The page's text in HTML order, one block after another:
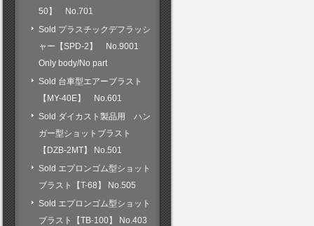
50】 No.701
Sold プラスチックデフラッシ
ャー【SPD-2】 No.9001
Only body/No part
Sold 台車型エアーブラスト
【MY-40E】 No.601
Sold ダイカスト製品用 ハン
ガー型ショットブラスト
【DZB-2MT】 No.501
Sold エプロンゴム型ショット
ブラスト【T-68】 No.505
Sold エプロンゴム型ショット
ブラスト【TB-100】 No.403